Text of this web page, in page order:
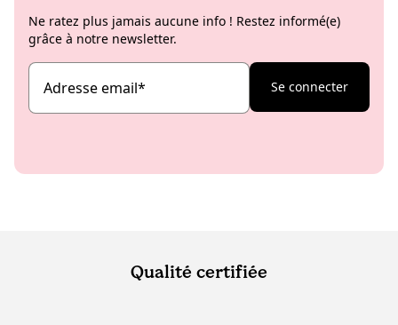
Ne ratez plus jamais aucune info ! Restez informé(e)
grâce à notre newsletter.
Adresse email* Se connecter
Qualité certifiée